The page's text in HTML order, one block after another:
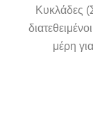
Κυκλάδες
μέρη